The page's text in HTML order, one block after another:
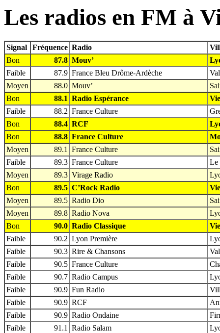
Les radios en FM à
Signal Fréquence Radio
Bon
87.8 Mouv’
Faible
87.9 France Bleu Drôme-Ardèche
Moyen
88.0 Mouv’
Bon
88.1 Radio Espérance
Faible
88.2 France Culture
Bon
88.4 RCF
Bon
88.8 France Culture
Moyen
89.1 France Culture
Faible
89.3 France Culture
Le
Moyen
89.3 Virage Radio
Bon
89.5 C’Rock Radio
Moyen
89.5 Radio Dio
Moyen
89.8 Radio Nova
Bon
90.0 Radio Classique
Faible
90.2 Lyon Première
Faible
90.3 Rire & Chansons
Faible
90.5 France Culture
Faible
90.7 Radio Campus
Faible
90.9 Fun Radio
Faible
90.9 RCF
Faible
90.9 Radio Ondaine
Faible
91.1 Radio Salam